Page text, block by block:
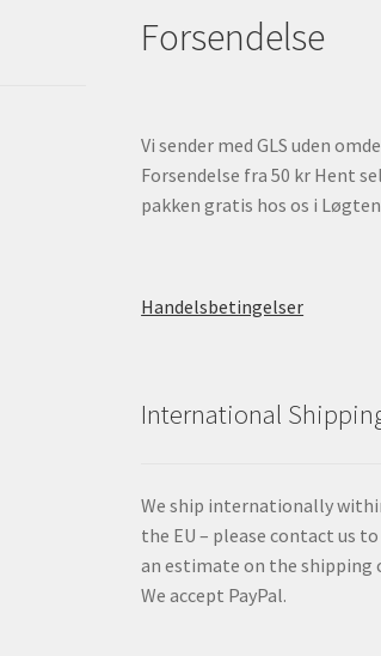
Forsendelse
Vi sender med GLS uden
Forsendelse fra 50 kr Hent
pakken gratis hos os i
Handelsbetingelser
International
We ship internationally
the EU – please contact us
an estimate on the shipping
We accept PayPal.